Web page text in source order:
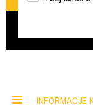
INFORMACJE